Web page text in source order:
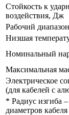
Стойкость к
воздействия, Дж
Рабочий
Низшая
Номинальный
Максимальная
Электрическое
(для кабелей с
* Радиус изгиба
диаметров кабеля